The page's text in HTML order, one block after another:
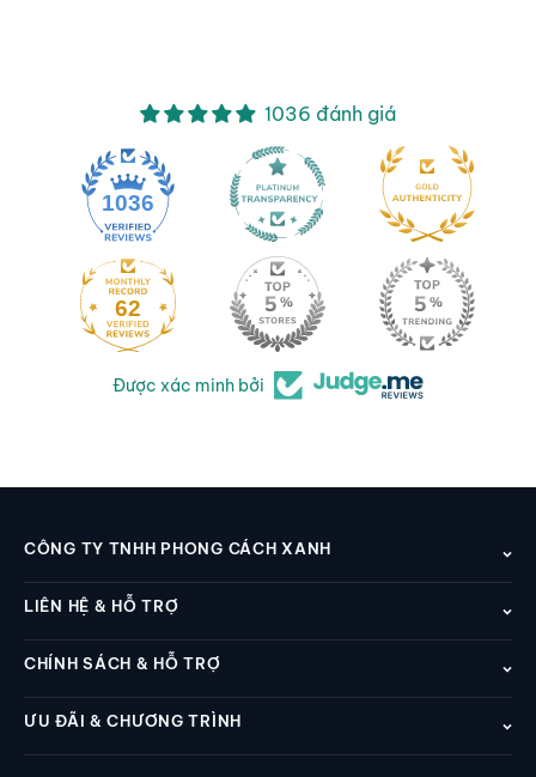
1036 đánh giá
1036
62
Được xác minh bởi
CÔNG TY TNHH PHONG CÁCH XANH
LIÊN HỆ & HỖ TRỢ
CHÍNH SÁCH & HỖ TRỢ
ƯU ĐÃI & CHƯƠNG TRÌNH